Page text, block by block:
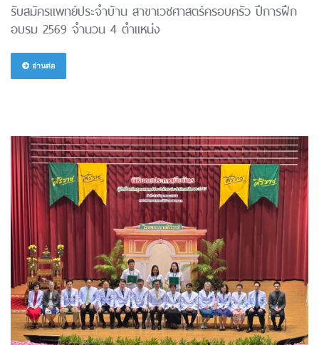
รับสมัครแพทย์ประจำบ้าน สาขาเวชศาสตร์ครอบครัว ปีการฝึก
อบรม 2569 จำนวน 4 ตำแหน่ง
อ่านต่อ